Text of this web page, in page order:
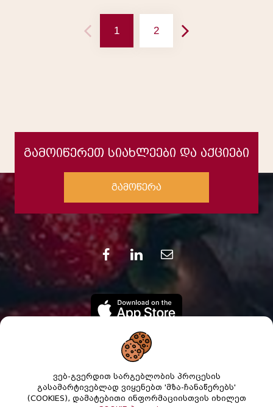
1 2
ვებ-გვერდით სარგებლობის პროცესის
გასამარტივებლად ვიყენებთ 'მზა-ჩანაწერებს'
(COOKIES), დამატებითი ინფორმაციისთვის იხილეთ
გამოიწერეთ სიახლეები და აქციები
გამოწერა